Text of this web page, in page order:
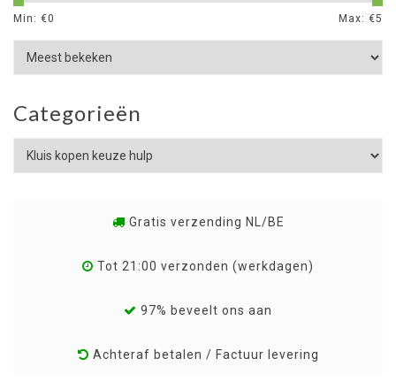
Min: €0 Max: €5
Categorieën
Gratis verzending NL/BE
Tot 21:00 verzonden (werkdagen)
97% beveelt ons aan
Achteraf betalen / Factuur levering